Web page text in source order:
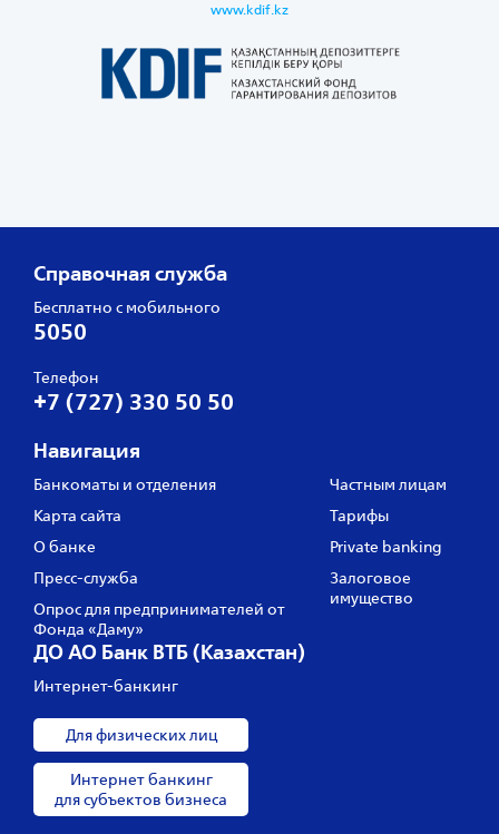
www.kdif.kz
Справочная служба
Бесплатно с мобильного
5050
Телефон
+7 (727) 330 50 50
Навигация
Банкоматы и отделения
Карта сайта
О банке
Пресс‑служба
Опрос для предпринимателей от
Фонда «Даму»
Частным лицам
Тарифы
Private banking
Залоговое
имущество
ДО АО Банк ВТБ (Казахстан)
Интернет-банкинг
Для физических лиц
Интернет банкинг
для субъектов бизнеса